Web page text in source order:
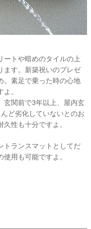
ートや暗めのタイルの上
ます。新築祝いのプレゼ
。素足で乗った時の心地
。
玄関前で3年以上、屋内玄
ど劣化していないとのお
性も十分ですよ。
トランスマットとしてだ
用も可能ですよ。